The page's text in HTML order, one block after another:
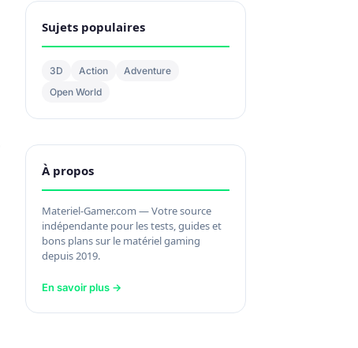
Sujets populaires
3D Action
Adventure
Open World
À propos
Materiel-Gamer.com — Votre source
indépendante pour les tests, guides et
bons plans sur le matériel gaming
depuis 2019.
En savoir plus →